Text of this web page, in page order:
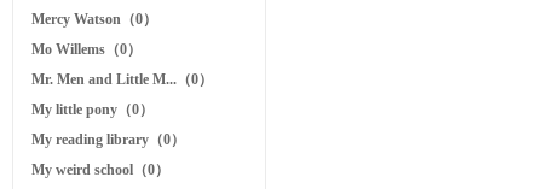
Mercy Watson（0）
Mo Willems（0）
Mr. Men and Little M...（0）
My little pony（0）
My reading library（0）
My weird school（0）